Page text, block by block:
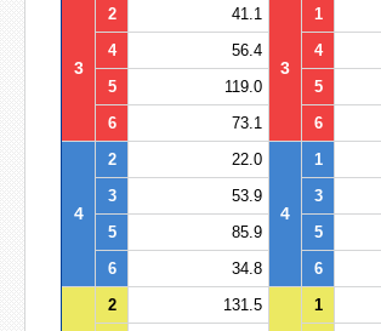
3
2 41.1
3
1
4
56.4 4
5
119.0 5
6
73.1 6
4
2 22.0
4
1
3
53.9 3
5
85.9 5
6
34.8 6
2 131.5 1